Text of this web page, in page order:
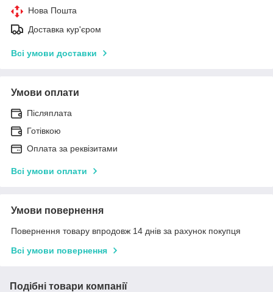
Нова Пошта
Доставка кур'єром
Всі умови доставки
Умови оплати
Післяплата
Готівкою
Оплата за реквізитами
Всі умови оплати
Умови повернення
Повернення товару впродовж 14 днів за рахунок покупця
Всі умови повернення
Подібні товари компанії